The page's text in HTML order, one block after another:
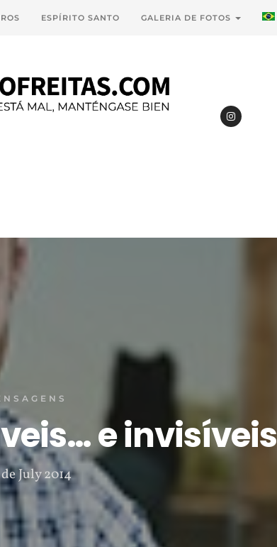
ESPÍRITO SANTO GALERIA DE FOTOS
e invisíveis
July 2014